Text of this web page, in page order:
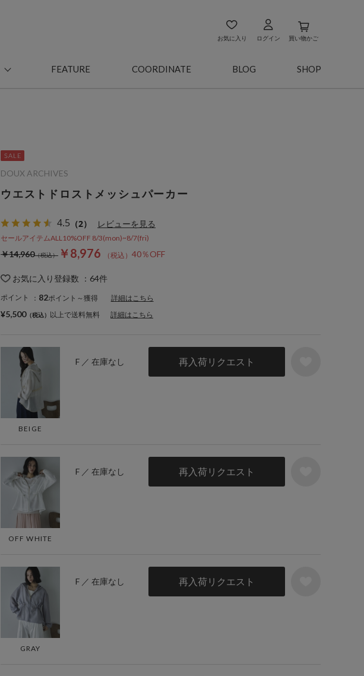
お気に入り ログイン 買い物かご
FEATURE COORDINATE BLOG SHOP
ウエストドロストメッシュパーカー
4.5 （2） レビューを見る
セールアイテムALL10%OFF 8/3(mon)~8/7(fri)
￥8,976 40％OFF
￥14,960
お気に入り登録数 ： 64件
ポイント ： 82ポイント～獲得 詳細はこちら
BEIGE
F ／ 在庫なし 再入荷リクエスト
OFF WHITE
F ／ 在庫なし 再入荷リクエスト
GRAY
F ／ 在庫なし 再入荷リクエスト
DOUX ARCHIVES
¥5,500 以上で送料無料 詳細はこちら